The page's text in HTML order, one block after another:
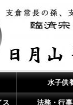
水子供
ス 法務・行